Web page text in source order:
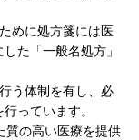
めに処方箋には医
た「一般名処方」
う体制を有し、必
っています。
質の高い医療を提供